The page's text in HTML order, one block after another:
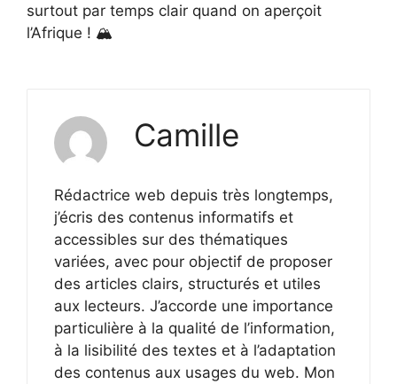
surtout par temps clair quand on aperçoit
l’Afrique ! 🏔️
Camille
Rédactrice web depuis très longtemps,
j’écris des contenus informatifs et
accessibles sur des thématiques
variées, avec pour objectif de proposer
des articles clairs, structurés et utiles
aux lecteurs. J’accorde une importance
particulière à la qualité de l’information,
à la lisibilité des textes et à l’adaptation
des contenus aux usages du web. Mon